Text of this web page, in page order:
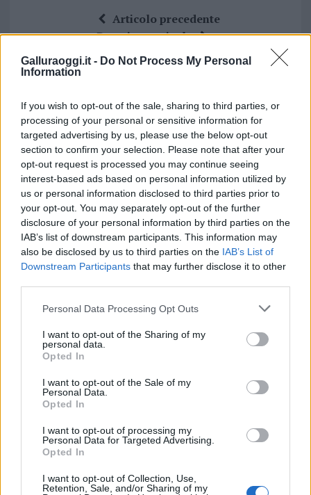
Galluraoggi.it - Do Not Process My Personal
Information
If you wish to opt-out of the sale, sharing to third parties, or
processing of your personal or sensitive information for
targeted advertising by us, please use the below opt-out
section to confirm your selection. Please note that after your
opt-out request is processed you may continue seeing
interest-based ads based on personal information utilized by
us or personal information disclosed to third parties prior to
your opt-out. You may separately opt-out of the further
disclosure of your personal information by third parties on the
IAB’s list of downstream participants. This information may
also be disclosed by us to third parties on the IAB’s List of
Downstream Participants that may further disclose it to other
Please note that this website/app uses one or more Google
not limited to your visit or usage behaviour. You may click to
grant or deny consent to Google and its third-party tags to
use your data for below specified purposes in below Google
consent section.
Personal Data Processing Opt Outs
I want to opt-out of the Sharing of my
personal data.
Opted In
I want to opt-out of the Sale of my
Personal Data.
Opted In
I want to opt-out of processing my
Personal Data for Targeted Advertising.
Opted In
I want to opt-out of Collection, Use,
Retention, Sale, and/or Sharing of my
b
o
o
k
te
r
te
re
st
at
s
A
p
a
re
Articolo precedente
Prossimo articolo
Notre-Dame de Paris conquista Olbia, la prima
al Molo Brin è un successo
Strada Sassari-Olbia, incidente all’alba: ferito il
conducente
Eventi in Gallura, da Jovanotti alla zuppa
gallurese: gli appuntamenti da non perdere
Lettini e arredi abusivi sulla spiaggia libera,
sequestri a Olbia e Arzachena
rifiutò la Costa Smeralda
Nuovo sportello rifiuti a Palau, una svolta per gli
utenti
Migliori agenzie per l’Attestazione SOA in Italia: